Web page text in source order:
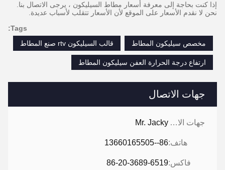
جهات الاتصال
جهات الاتصال: Mr. Jacky
هاتف:86--13660165505
فاكس:86-20-3689-6519
إذا كنت بحاجة إلى معرفة أسعار مطاط السيليكون ، يرجى الاتصال بنا.
نحن لا نقدم الأسعار على الموقع لأن الأسعار تتقلب لأسباب عديدة.
Tags:
مخصص سيليكون المطاط
قالب السيليكون rtv صنع المطاط
ارتفاع درجة الحرارة العفن سيليكون المطاط